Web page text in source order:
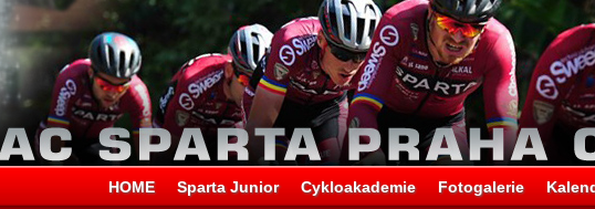
HOME Sparta Junior Cykloakademie Fotogalerie